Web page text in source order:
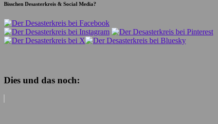
Bisschen Desasterkreis & Social Media?
Dies und das noch: